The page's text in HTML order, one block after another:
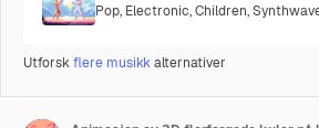
Pop, Electronic,Children,
Utforskflere musikkalternativer